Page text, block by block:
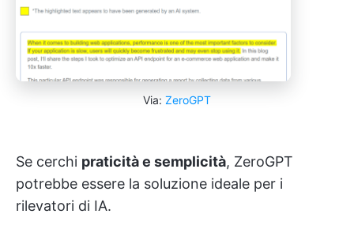
Via: ZeroGPT
Se cerchi praticità e semplicità, ZeroGPT
potrebbe essere la soluzione ideale per i
rilevatori di IA.